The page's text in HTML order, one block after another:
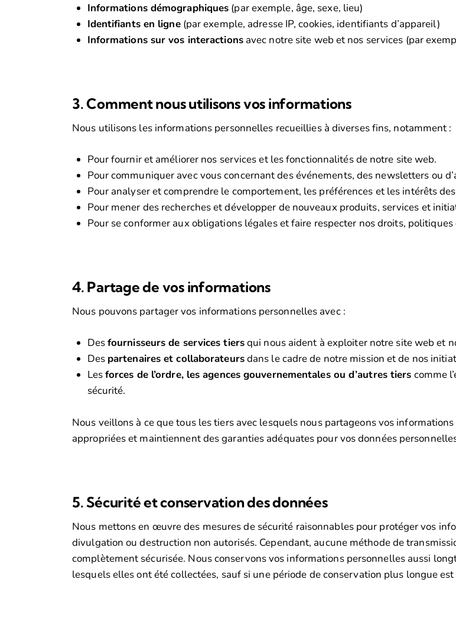
Informations démographiques (par exemple, âge, sexe, lieu)
Identifiants en ligne(par exemple, adresse IP, cookies, identifiants d’appareil)
Informations sur vos interactionsavec notre site web et nos services (par
3. Comment nous utilisons vos informations
Nous utilisons les informations personnelles recueillies à diverses fins, notamment :
Pour fournir et améliorer nos services et les fonctionnalités de notre site web.
Pour communiquer avec vous concernant des événements, des newsletters ou
Pour analyser et comprendre le comportement, les préférences et les intérêts
Pour mener des recherches et développer de nouveaux produits, services et
Pour se conformer aux obligations légales et faire respecter nos droits,
4. Partage de vos informations
Nous pouvons partager vos informations personnelles avec :
Desfournisseurs de services tiersqui nous aident à exploiter notre site web et
Des partenaires et collaborateursdans le cadre de notre mission et de nos
Lesforces de l’ordre, les agences gouvernementales ou d’autres tiers comme
sécurité.
Nous veillons à ce que tous les tiers avec lesquels nous partageons vos
appropriées et maintiennent des garanties adéquates pour vos données
5. Sécurité et conservation des données
Nous mettons en œuvre des mesures de sécurité raisonnables pour protéger vos
divulgation ou destruction non autorisés. Cependant, aucune méthode de
complètement sécurisée. Nous conservons vos informations personnelles aussi
lesquels elles ont été collectées, sauf si une période de conservation plus longue